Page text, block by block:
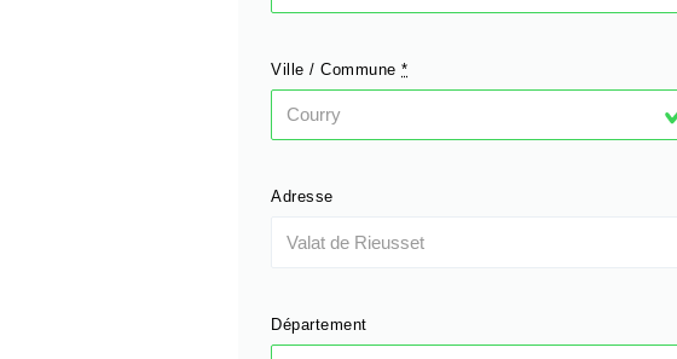
Ville / Commune *
Adresse
Département